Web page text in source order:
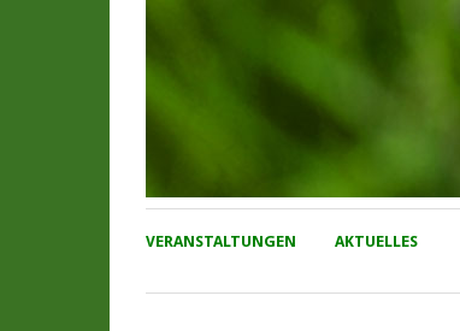
VERANSTALTUNGEN AKTUELLES